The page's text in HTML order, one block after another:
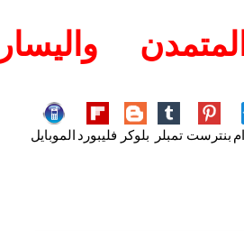
واليسار
بنترست تمبلر بلوكر فليبورد الموبايل